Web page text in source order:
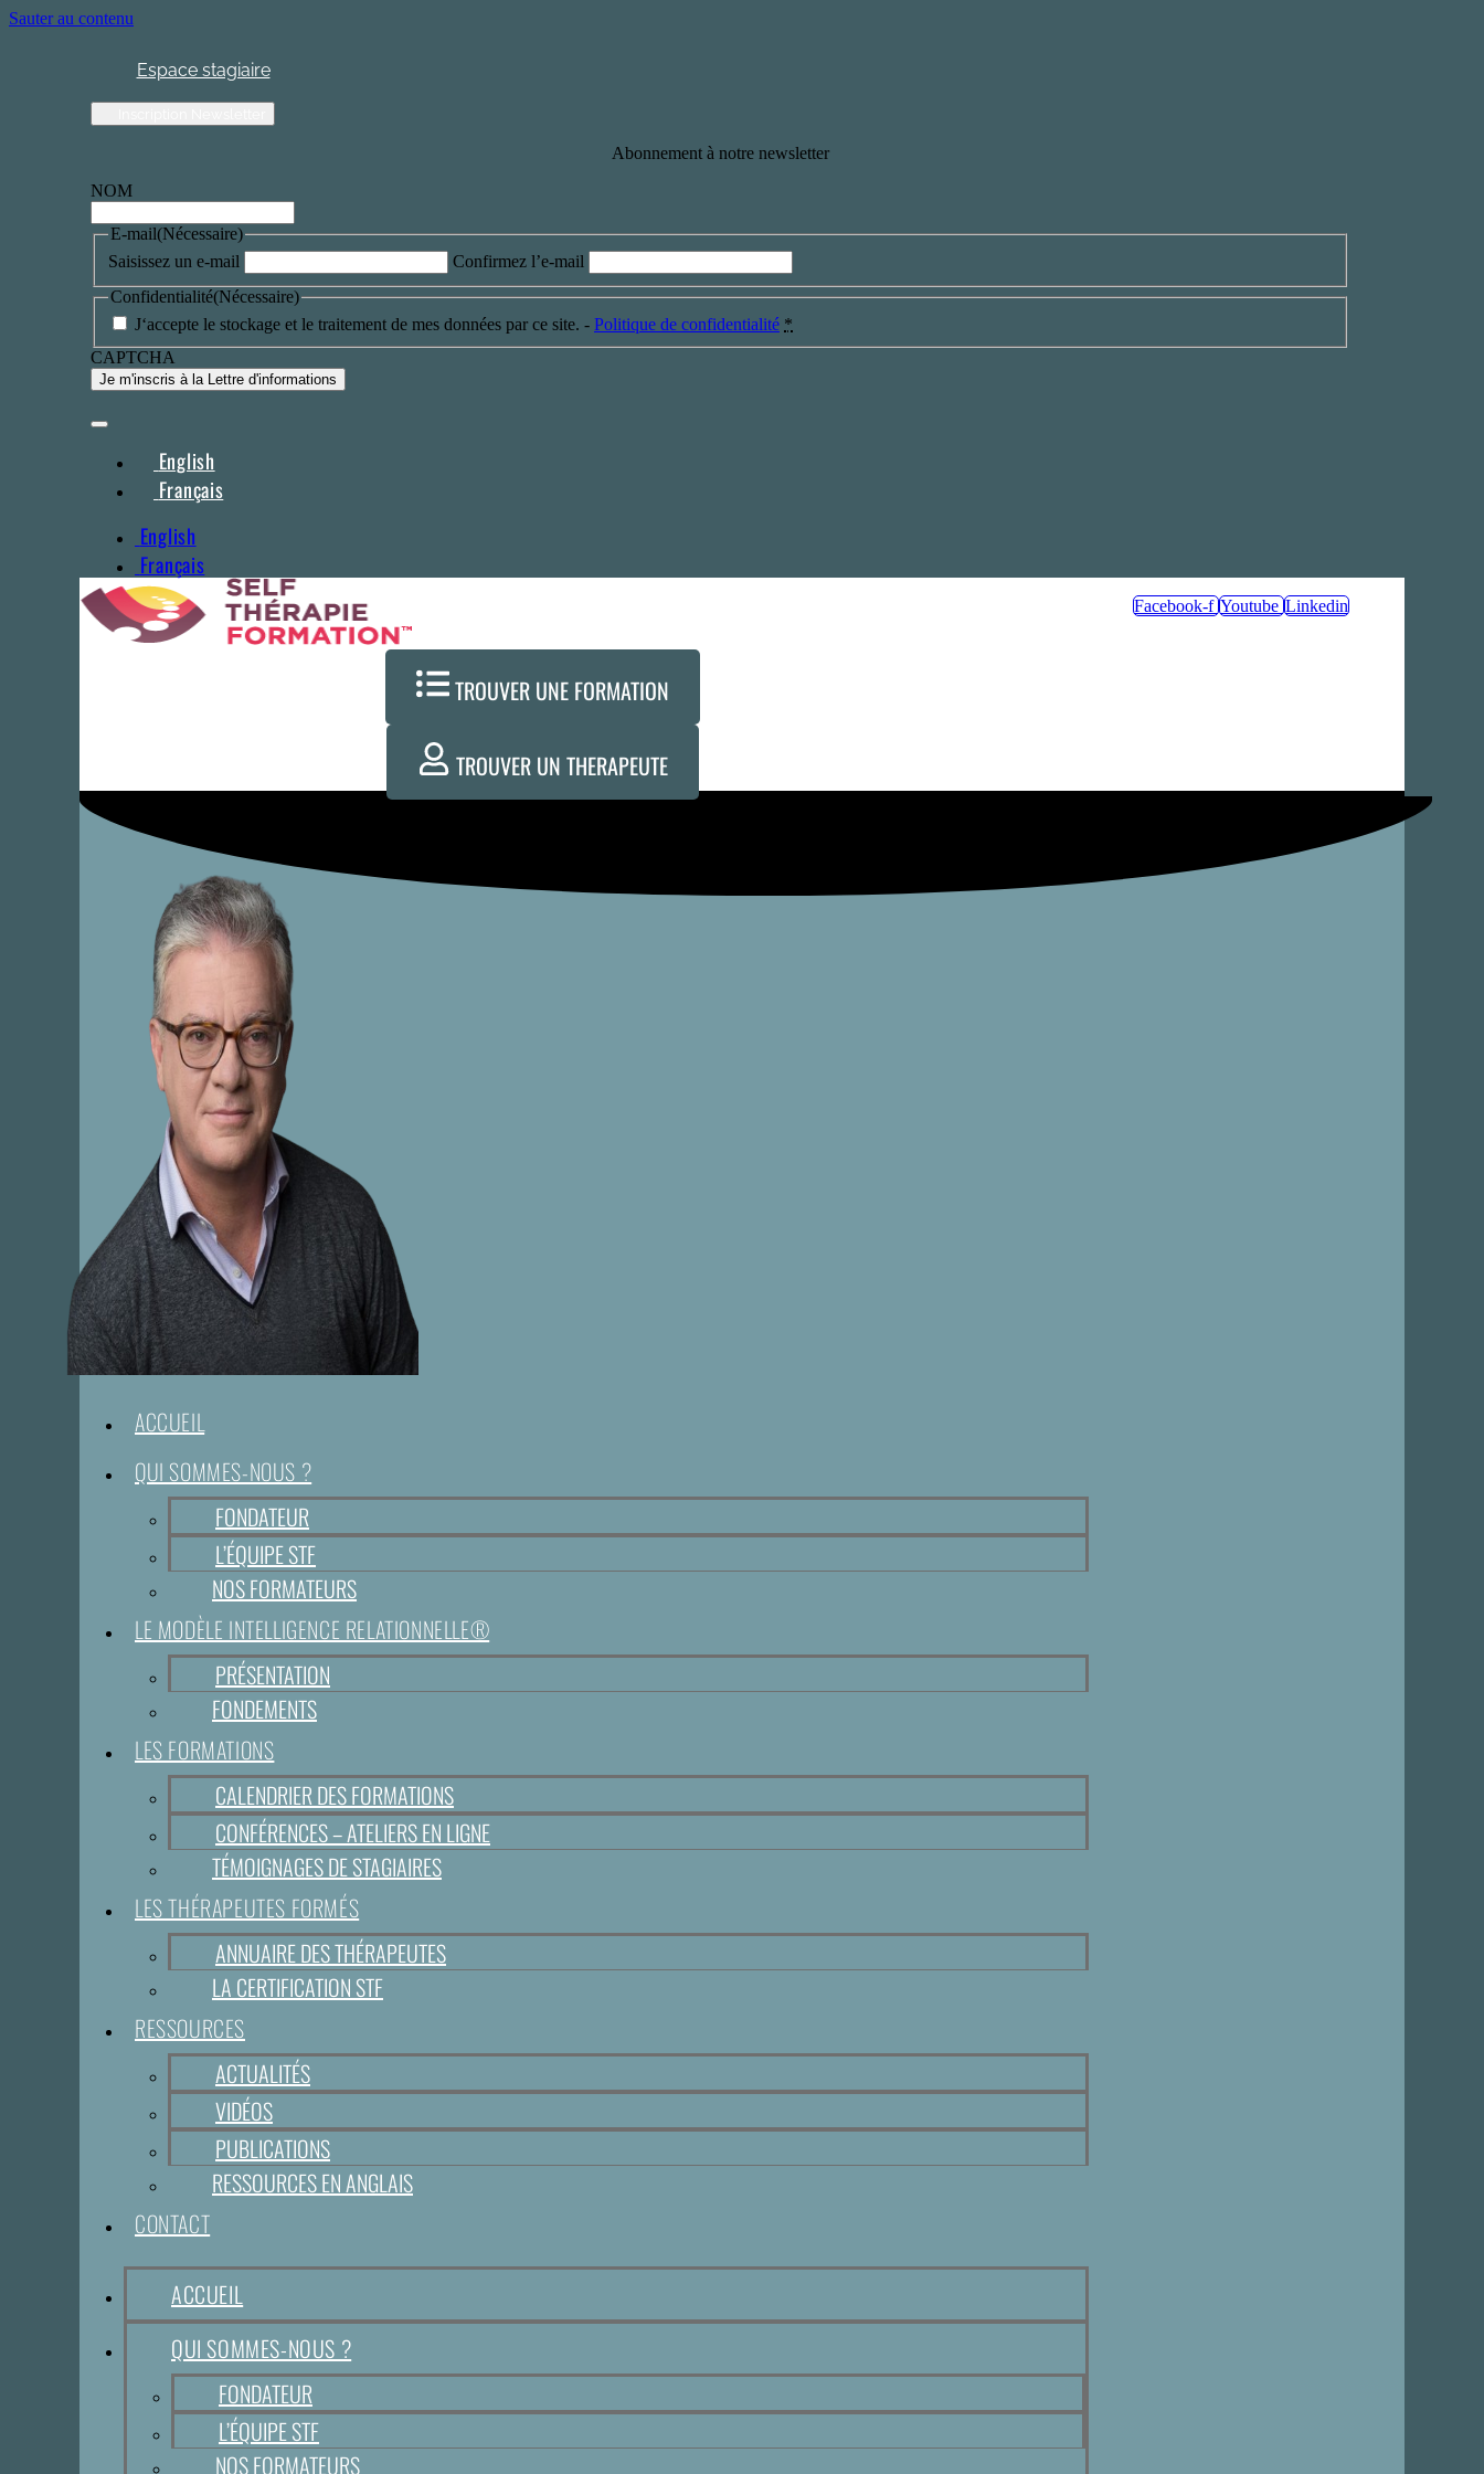
Sauter au contenu
Espace stagiaire
Abonnement à notre newsletter
NOM
E-mail(Nécessaire)
Saisissez un e-mail
Confirmez l’e-mail
Confidentialité(Nécessaire)
J‘accepte le stockage et le traitement de mes données par ce site. - Politique de confidentialité *
CAPTCHA
English
Français
English
Français
Facebook-f Youtube Linkedin
TROUVER UNE FORMATION
TROUVER UN THERAPEUTE
ACCUEIL
QUI SOMMES-NOUS ?
FONDATEUR
L’ÉQUIPE STF
NOS FORMATEURS
LE MODÈLE INTELLIGENCE RELATIONNELLE®
PRÉSENTATION
FONDEMENTS
LES FORMATIONS
CALENDRIER DES FORMATIONS
CONFÉRENCES – ATELIERS EN LIGNE
TÉMOIGNAGES DE STAGIAIRES
LES THÉRAPEUTES FORMÉS
ANNUAIRE DES THÉRAPEUTES
LA CERTIFICATION STF
RESSOURCES
ACTUALITÉS
VIDÉOS
PUBLICATIONS
RESSOURCES EN ANGLAIS
CONTACT
ACCUEIL
QUI SOMMES-NOUS ?
FONDATEUR
L’ÉQUIPE STF
NOS FORMATEURS